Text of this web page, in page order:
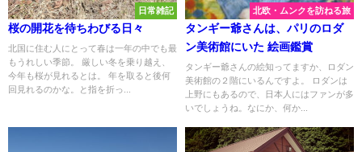
日常雑記
桜の開花を待ちわびる日々
北国に住む人にとって春は一年の中でも最
もうれしい季節。 厳しい冬を乗り越え、
今年も桜が見れるとは。 年を取ると後何
回見れるのかな。と指を折っ...
北欧・ムンクを訪ねる旅
タンギー爺さんは、パリのロダ
ン美術館にいた 絵画鑑賞
タンギー爺さんの絵知ってますか、ロダン
美術館の２階にいるんですよ。 ロダンは
上野にもあるので、日本人にはファンが多
いでしょうね。なにか、何か...